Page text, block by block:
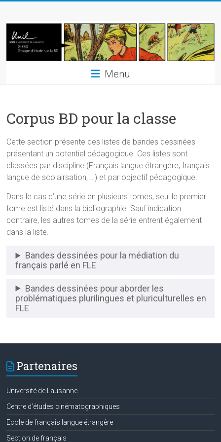
content
GrEBD
Groupe
d'étude
sur
Menu
Corpus BD pour la classe
Cette section présente des listes de bandes dessinées
présentant un potentiel pédagogique. Ces listes sont
classées par discipline (Français langue étrangère, français
langue de scolairsation, …) et par objectif pédagogique.
Dans le cas d’une série en plusieurs tomes, seul le premier
tome est listé dans la bibliographie. Sauf indication
contraire, les autres tomes de la série entrent également
dans la liste.
Bandes dessinées pour la médiation du
français parlé en FLE
Bandes dessinées pour aborder les
problématiques plurilingues et pluriculturelles en
FLE
Partenaires
Université de Lausanne
Centre d’études cinématographiques
Ecole de français langue étrangère
Section de français